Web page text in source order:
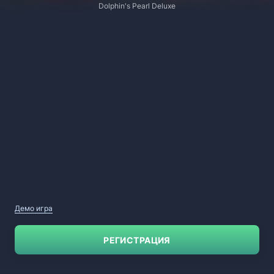
Dolphin's Pearl Deluxe
Демо игра
РЕГИСТРАЦИЯ